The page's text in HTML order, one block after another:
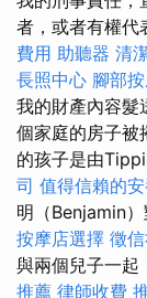
者，或者有權代
費用 助聽器 清
長照中心 腳部
我的財產內容髮
個家庭的房子被
的孩子是由
司 值得信賴的
明（Benjamin
按摩店選擇 徵
與兩個兒子一起
推薦 律師收費